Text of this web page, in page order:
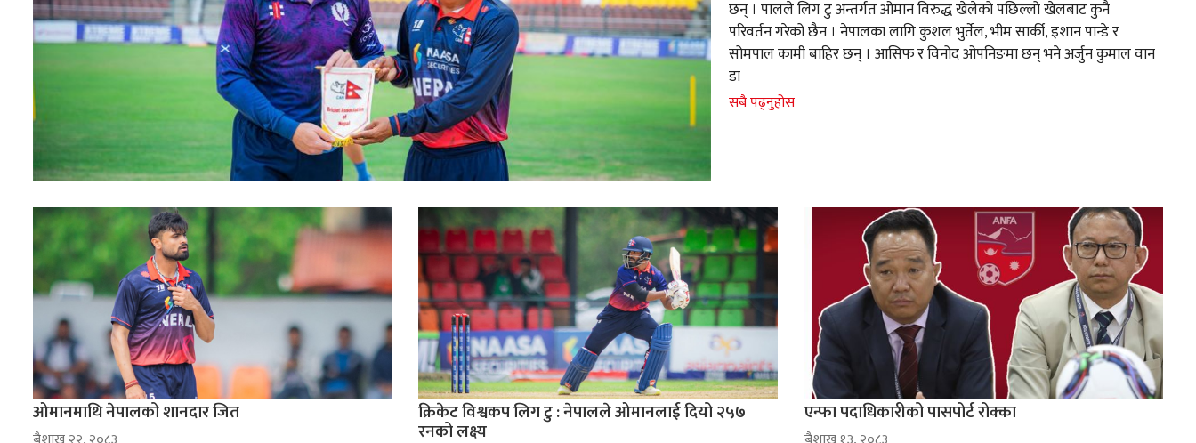
सम्पादकीय
संस्कार
प्रदेश
खेलकुद
प्रविधि
पर्यटन
जागरण
विशेष
छन् । पालले लिग टु अन्तर्गत ओमान विरुद्ध खेलेको पछिल्लो खेलबाट कुनै
परिवर्तन गरेको छैन । नेपालका लागि कुशल भुर्तेल, भीम सार्की, इशान पान्डे र
सोमपाल कामी बाहिर छन् । आसिफ र विनोद ओपनिङमा छन् भने अर्जुन कुमाल वान
डा
सबै पढ्नुहोस
ओमानमाथि नेपालको शानदार जित क्रिकेट विश्वकप लिग टु : नेपालले ओमानलाई दियो २५७
रनको लक्ष्य
एन्फा पदाधिकारीको पासपोर्ट रोक्का